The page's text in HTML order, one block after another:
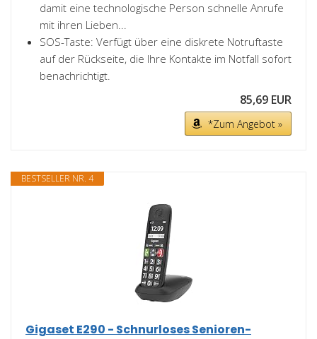
damit eine technologische Person schnelle Anrufe
mit ihren Lieben...
SOS-Taste: Verfügt über eine diskrete Notruftaste
auf der Rückseite, die Ihre Kontakte im Notfall sofort
benachrichtigt.
85,69 EUR
*Zum Angebot »
BESTSELLER NR. 4
Gigaset E290 - Schnurloses Senioren-